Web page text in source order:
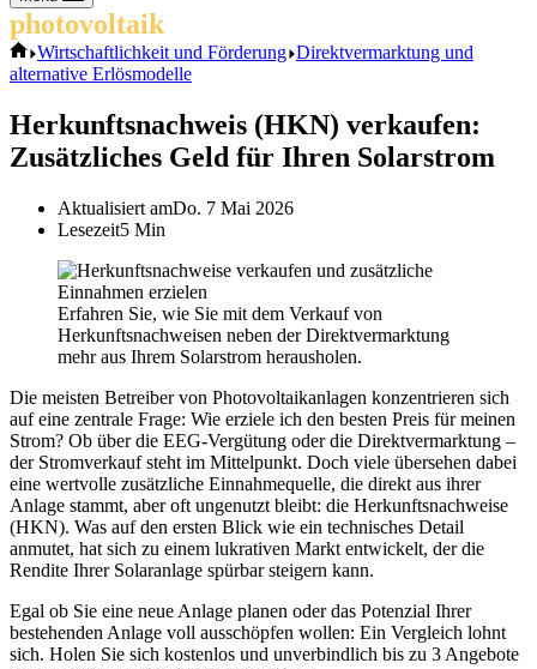
Ergebnisse
photovoltaik
Start
Wirtschaftlichkeit und Förderung Direktvermarktung und
alternative Erlösmodelle
Herkunftsnachweis (HKN) verkaufen:
Zusätzliches Geld für Ihren Solarstrom
Aktualisiert amDo. 7 Mai 2026
Lesezeit5 Min
Erfahren Sie, wie Sie mit dem Verkauf von
Herkunftsnachweisen neben der Direktvermarktung
mehr aus Ihrem Solarstrom herausholen.
Die meisten Betreiber von Photovoltaikanlagen konzentrieren sich
auf eine zentrale Frage: Wie erziele ich den besten Preis für meinen
Strom? Ob über die EEG-Vergütung oder die Direktvermarktung –
der Stromverkauf steht im Mittelpunkt. Doch viele übersehen dabei
eine wertvolle zusätzliche Einnahmequelle, die direkt aus ihrer
Anlage stammt, aber oft ungenutzt bleibt: die Herkunftsnachweise
(HKN). Was auf den ersten Blick wie ein technisches Detail
anmutet, hat sich zu einem lukrativen Markt entwickelt, der die
Rendite Ihrer Solaranlage spürbar steigern kann.
Egal ob Sie eine neue Anlage planen oder das Potenzial Ihrer
bestehenden Anlage voll ausschöpfen wollen: Ein Vergleich lohnt
sich. Holen Sie sich kostenlos und unverbindlich bis zu 3 Angebote